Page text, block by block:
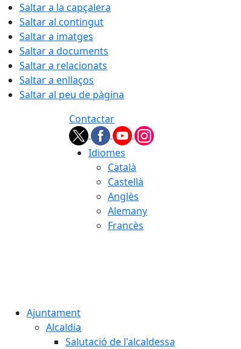
Saltar a la capçalera
Saltar al contingut
Saltar a imatges
Saltar a documents
Saltar a relacionats
Saltar a enllaços
Saltar al peu de pàgina
Contactar
Idiomes
Català
Castellà
Anglès
Alemany
Francès
Ajuntament
Alcaldia
Salutació de l'alcaldessa